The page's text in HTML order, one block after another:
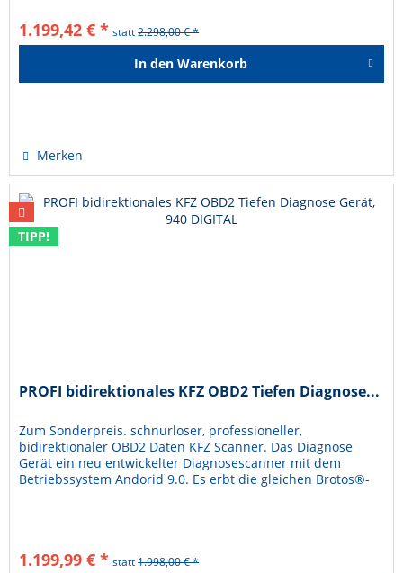
1.199,42 € * statt2.298,00 € *
In den Warenkorb
Merken
TIPP!
PROFI bidirektionales KFZ OBD2 Tiefen Diagnose...
Zum Sonderpreis. schnurloser, professioneller,
bidirektionaler OBD2 Daten KFZ Scanner. Das Diagnose
Gerät ein neu entwickelter Diagnosescanner mit dem
Betriebssystem Andorid 9.0. Es erbt die gleichen Brotos®-
1.199,99 € * statt1.998,00 € *